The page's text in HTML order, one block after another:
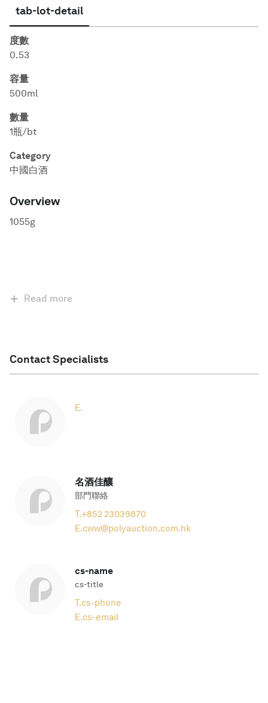
tab-lot-detail
度數
0.53
容量
500ml
數量
1瓶/bt
Category
中國白酒
Overview
1055g
Read more
Contact Specialists
E.
名酒佳釀
部門聯絡
T.+852 23039870
E.cww@polyauction.com.hk
cs-name
cs-title
T.cs-phone
E.cs-email